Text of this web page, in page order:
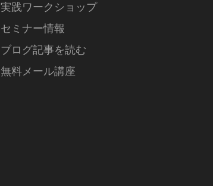
実践ワークショップ
セミナー情報
ブログ記事を読む
無料メール講座